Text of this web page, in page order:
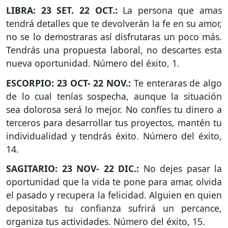
LIBRA: 23 SET. 22 OCT.: La persona que amas
tendrá detalles que te devolverán la fe en su amor,
no se lo demostraras así disfrutaras un poco más.
Tendrás una propuesta laboral, no descartes esta
nueva oportunidad. Número del éxito, 1.
ESCORPIO: 23 OCT- 22 NOV.: Te enteraras de algo
de lo cual tenías sospecha, aunque la situación
sea dolorosa será lo mejor. No confíes tu dinero a
terceros para desarrollar tus proyectos, mantén tu
individualidad y tendrás éxito. Número del éxito,
14.
SAGITARIO: 23 NOV- 22 DIC.: No dejes pasar la
oportunidad que la vida te pone para amar, olvida
el pasado y recupera la felicidad. Alguien en quien
depositabas tu confianza sufrirá un percance,
organiza tus actividades. Número del éxito, 15.